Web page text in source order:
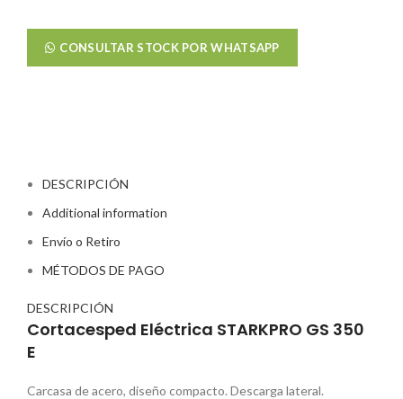
CONSULTAR STOCK POR WHATSAPP
DESCRIPCIÓN
Additional information
Envío o Retiro
MÉTODOS DE PAGO
DESCRIPCIÓN
Cortacesped Eléctrica STARKPRO GS 350
E
Carcasa de acero, diseño compacto. Descarga lateral.